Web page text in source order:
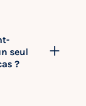
seul
?